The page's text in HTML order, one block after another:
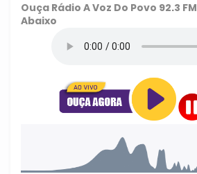
Ouça Rádio A Voz Do Povo 92.3 FM
Abaixo